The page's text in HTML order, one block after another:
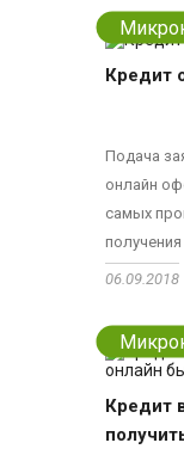
Кредит
Подача
онлайн
самых
получения
06.09.2018
Кредит